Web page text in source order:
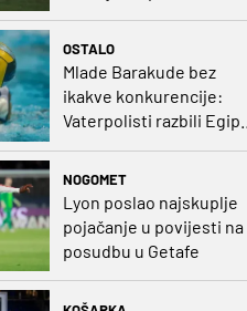
OSTALO
Mlade Barakude bez
ikakve konkurencije:
Vaterpolisti razbili Egipat
NOGOMET
Lyon poslao najskuplje
pojačanje u povijesti na
posudbu u Getafe